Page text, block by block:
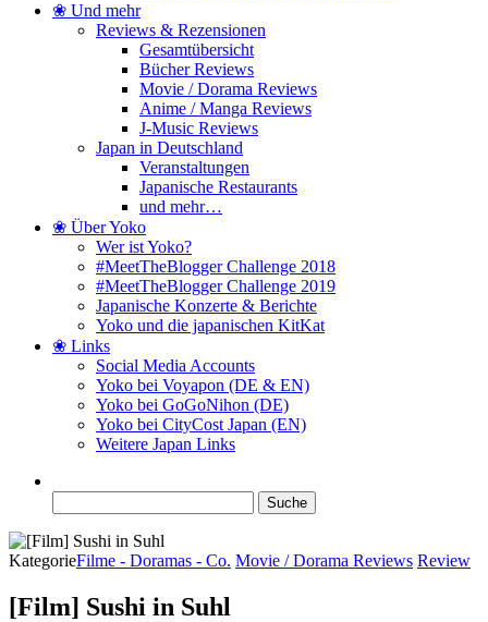
❀ Und mehr
Reviews & Rezensionen
Gesamtübersicht
Bücher Reviews
Movie / Dorama Reviews
Anime / Manga Reviews
J-Music Reviews
Japan in Deutschland
Veranstaltungen
Japanische Restaurants
und mehr…
❀ Über Yoko
Wer ist Yoko?
#MeetTheBlogger Challenge 2018
#MeetTheBlogger Challenge 2019
Japanische Konzerte & Berichte
Yoko und die japanischen KitKat
❀ Links
Social Media Accounts
Yoko bei Voyapon (DE & EN)
Yoko bei GoGoNihon (DE)
Yoko bei CityCost Japan (EN)
Weitere Japan Links
nach:
KategorieFilme - Doramas - Co. Movie / Dorama Reviews Review
[Film] Sushi in Suhl